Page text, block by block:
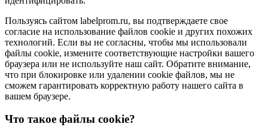
Пользуясь сайтом labelprom.ru, вы подтверждаете свое
согласие на использование файлов cookie и других похожих
технологий. Если вы не согласны, чтобы мы использовали
файлы cookie, измените соответствующие настройки вашего
браузера или не используйте наш сайт. Обратите внимание,
что при блокировке или удалении cookie файлов, мы не
сможем гарантировать корректную работу нашего сайта в
вашем браузере.
Что такое файлы cookie?